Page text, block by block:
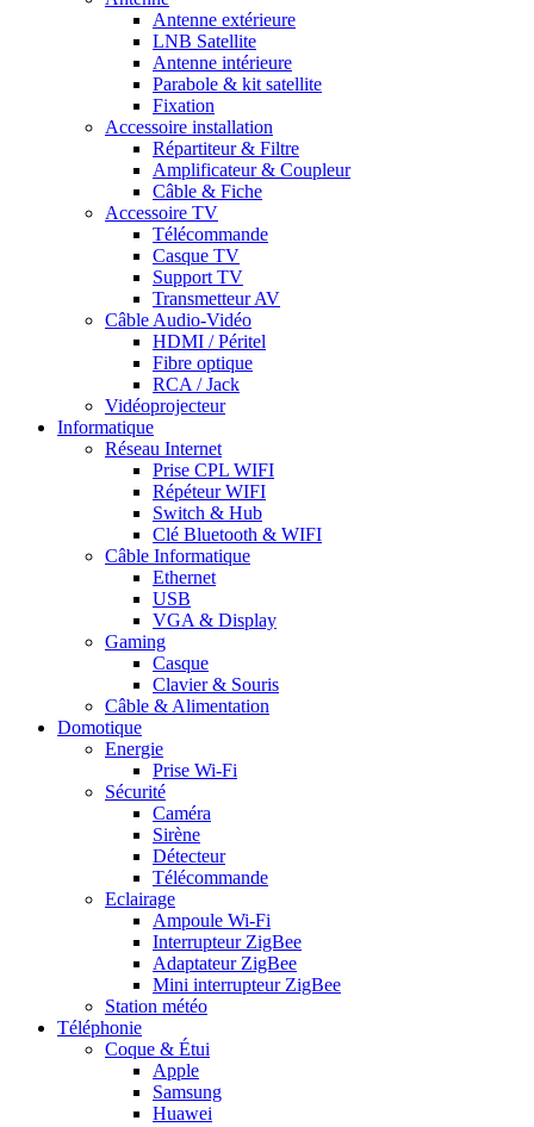
Antenne extérieure
LNB Satellite
Antenne intérieure
Parabole & kit satellite
Fixation
Accessoire installation
Répartiteur & Filtre
Amplificateur & Coupleur
Câble & Fiche
Accessoire TV
Télécommande
Casque TV
Support TV
Transmetteur AV
Câble Audio-Vidéo
HDMI / Péritel
Fibre optique
RCA / Jack
Vidéoprojecteur
Informatique
Réseau Internet
Prise CPL WIFI
Répéteur WIFI
Switch & Hub
Clé Bluetooth & WIFI
Câble Informatique
Ethernet
USB
VGA & Display
Gaming
Casque
Clavier & Souris
Câble & Alimentation
Domotique
Energie
Prise Wi-Fi
Sécurité
Caméra
Sirène
Détecteur
Télécommande
Eclairage
Ampoule Wi-Fi
Interrupteur ZigBee
Adaptateur ZigBee
Mini interrupteur ZigBee
Station météo
Téléphonie
Coque & Étui
Apple
Samsung
Huawei